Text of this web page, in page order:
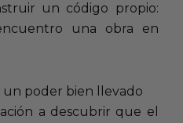
un código propio:
una obra en
un poder bien llevado
a descubrir que el